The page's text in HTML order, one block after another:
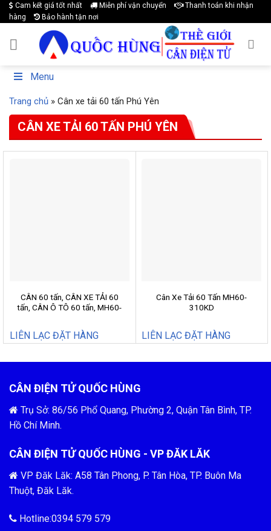
Skip
to
content
Cam kết giá tốt nhất Miễn phí vận chuyển
Thanh toán khi nhận
hàng
Bảo hành tận nơi
Menu
Trang chủ » Cân xe tải 60 tấn Phú Yên
CÂN XE TẢI 60 TẤN PHÚ YÊN
CÂN 60 tấn, CÂN XE TẢI 60
tấn, CÂN Ô TÔ 60 tấn, MH60-
LIÊN LẠC ĐẶT HÀNG
Cân Xe Tải 60 Tấn MH60-
310KD
LIÊN LẠC ĐẶT HÀNG
CÂN ĐIỆN TỬ QUỐC HÙNG
Trụ Sở: 86/56 Phổ Quang, Phường 2, Quận Tân Bình, TP.
Hồ Chí Minh.
CÂN ĐIỆN TỬ QUỐC HÙNG - VP ĐĂK LĂK
VP Đăk Lăk: A58 Tân Phong, P. Tân Hòa, TP. Buôn Ma
Thuột, Đăk Lăk.
Hotline:0394 579 579